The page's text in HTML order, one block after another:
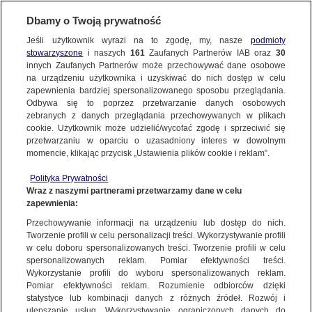
ŚWIAT
USA. Kolejne ludzkie szczątki odnalezione
w jeziorze Mead
9.05.2022, 14:48
W jeziorze Mead niedaleko Las Vegas znaleziono
kolejne ludzkie szczątki. Woda w zbiorniku opada
przez trwającą od dwóch dekad suszę. Tydzień
temu żeglarze trafili na beczkę z ludzkim ciałem.
Policja przewidywała wtedy, że "może być ich
więcej".
Dbamy o Twoją prywatność
Jeśli użytkownik wyrazi na to zgodę, my, nasze podmioty
stowarzyszone i naszych 161Zaufanych Partnerów IAB oraz 30
innych Zaufanych Partnerów może przechowywać dane osobowe
na urządzeniu użytkownika i uzyskiwać do nich dostęp w celu
zapewnienia bardziej spersonalizowanego sposobu przeglądania.
Odbywa się to poprzez przetwarzanie danych osobowych
zebranych z danych przeglądania przechowywanych w plikach
cookie. Użytkownik może udzielić/wycofać zgodę i sprzeciwić się
przetwarzaniu w oparciu o uzasadniony interes w dowolnym
momencie, klikając przycisk „Ustawienia plików cookie i reklam”.
Polityka Prywatności
Wraz z naszymi partnerami przetwarzamy dane w celu
zapewnienia:
Przechowywanie informacji na urządzeniu lub dostęp do nich.
Tworzenie profili w celu personalizacji treści. Wykorzystywanie profili
w celu doboru spersonalizowanych treści. Tworzenie profili w celu
spersonalizowanych reklam. Pomiar efektywności treści.
Wykorzystanie profili do wyboru spersonalizowanych reklam.
Pomiar efektywności reklam. Rozumienie odbiorców dzięki
statystyce lub kombinacji danych z różnych źródeł. Rozwój i